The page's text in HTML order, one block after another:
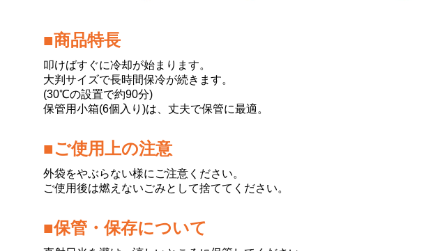
■商品特長
叩けばすぐに冷却が始まります。
大判サイズで長時間保冷が続きます。
(30℃の設置で約90分)
保管用小箱(6個入り)は、丈夫で保管に最適。
■ご使用上の注意
外袋をやぶらない様にご注意ください。
ご使用後は燃えないごみとして捨ててください。
■保管・保存について